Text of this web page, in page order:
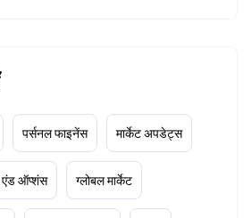
पर्सनल फाइनेंस मार्केट अपडेट्स
एंड ऑप्शंस ग्लोबल मार्केट